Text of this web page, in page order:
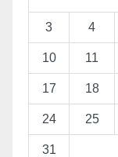
3 4
10 11
17 18
24 25
31